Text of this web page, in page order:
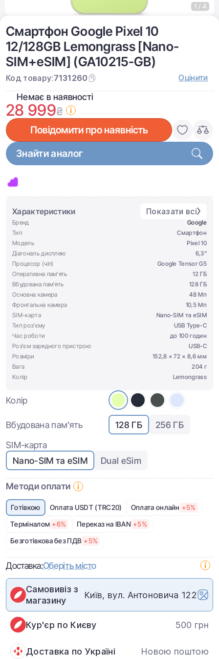
Смартфон Google Pixel 10
12/128GB Lemongrass [Nano-
SIM+eSIM] (GA10215-GB)
Код товару:7131260 Оцінити
Немає в наявності
28 999₴
Повідомити про наявність
Знайти аналог
Характеристики Показати всі
Бренд
Google
Тип
Смартфон
Модель
Pixel 10
Діагональ дисплею
6,3"
Процесор (чіп)
Google Tensor G5
Оперативна пам'ять
12 ГБ
Вбудована пам'ять
128 ГБ
Основна камера
48 Мп
Фронтальна камера
10,5 Мп
SIM-карта
Nano-SIM та eSIM
Тип роз'єму
USB Type-C
Час роботи
до 100 годин
Роз'єм зарядного пристрою
USB-C
Розміри
152,8 × 72 × 8,6 мм
Вага
204 г
Колір
Lemongrass
Колір
Вбудована пам'ять 128 ГБ
256 ГБ
SIM-карта
Nano-SIM та eSIM
Dual eSim
Методи оплати
Готівкою Оплата USDT (TRC20) Оплата онлайн +5%
Терміналом +6% Переказ на IBAN +5%
Безготівкова без ПДВ +5%
Доставка:Оберіть місто
Самовивіз з
магазину
Київ, вул. Антоновича 122
Кур'єр по Києву 500 грн
Доставка по Україні Новою поштою
1 / 4